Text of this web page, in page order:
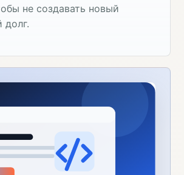
не создавать новый
долг.